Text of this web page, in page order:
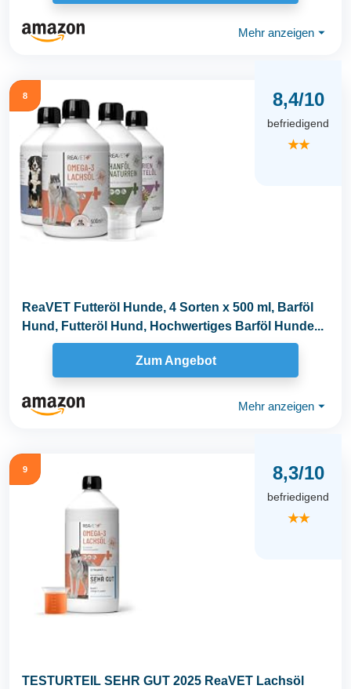
Mehr anzeigen ⏷
8 8,4/10
befriedigend
★★
ReaVET Futteröl Hunde, 4 Sorten x 500 ml, Barföl
Hund, Futteröl Hund, Hochwertiges Barföl Hunde...
Zum Angebot
Mehr anzeigen ⏷
9 8,3/10
befriedigend
★★
TESTURTEIL SEHR GUT 2025 ReaVET Lachsöl